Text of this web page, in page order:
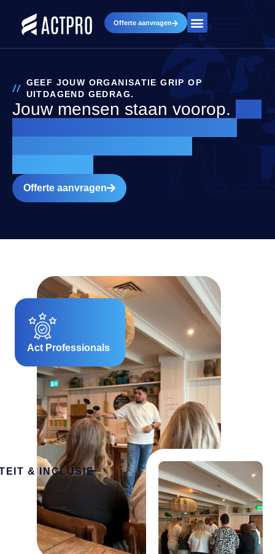
Offerte aanvragen
GEEF JOUW ORGANISATIE GRIP OP
UITDAGEND GEDRAG.
Jouw mensen staan voorop.
Offerte aanvragen
Act Professionals
& INCLUSIE